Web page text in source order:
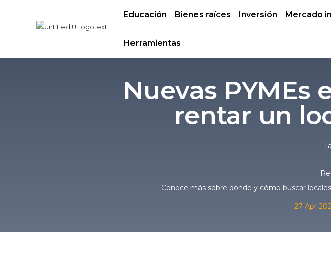
Educación Bienes raíces Inversión Mercado
Herramientas
Nuevas PYMEs
rentar un
Conoce más sobre dónde y cómo buscar
27 Apr